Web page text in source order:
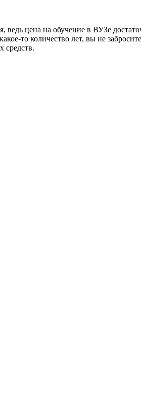
цена на обучение в ВУЗе
то количество лет, вы не
средств.